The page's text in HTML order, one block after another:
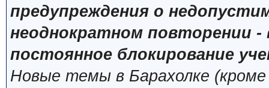
предупреждения о
неоднократном повторении
постоянное блокирование
Новые темы в Барахолке